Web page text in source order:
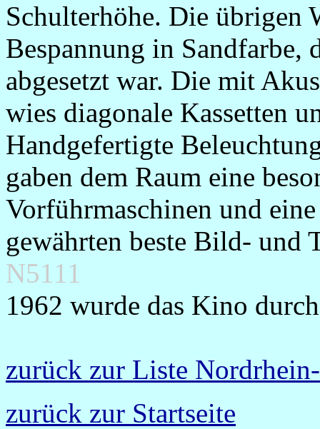
Schulterhöhe. Die übrigen
Bespannung in
abgesetzt war. Die mit
wies diagonale Kassetten
Handgefertigte
gaben dem Raum eine
Vorführmaschinen und
gewährten beste Bild- und
N5111
1962 wurde das Kino
zurück zur Liste
zurück zur Startseite